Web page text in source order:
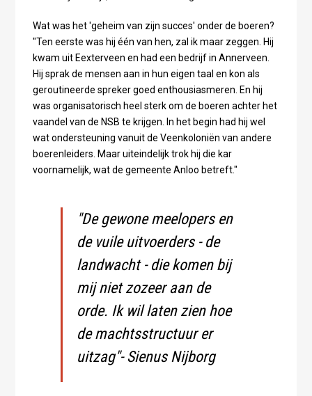
Wat was het 'geheim van zijn succes' onder de boeren?
"Ten eerste was hij één van hen, zal ik maar zeggen. Hij
kwam uit Eexterveen en had een bedrijf in Annerveen.
Hij sprak de mensen aan in hun eigen taal en kon als
geroutineerde spreker goed enthousiasmeren. En hij
was organisatorisch heel sterk om de boeren achter het
vaandel van de NSB te krijgen. In het begin had hij wel
wat ondersteuning vanuit de Veenkoloniën van andere
boerenleiders. Maar uiteindelijk trok hij die kar
voornamelijk, wat de gemeente Anloo betreft."
"De gewone meelopers en
de vuile uitvoerders - de
landwacht - die komen bij
mij niet zozeer aan de
orde. Ik wil laten zien hoe
de machtsstructuur er
uitzag"- Sienus Nijborg